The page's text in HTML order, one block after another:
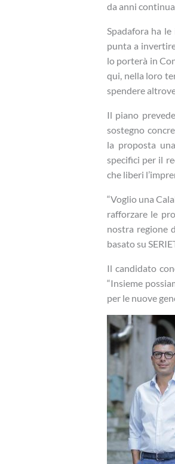
da anni
Spadafora ha
punta a
lo porterà in
qui, nella loro
spendere
Il piano
sostegno
la proposta
specifici per il
che liberi
“Voglio una
rafforzare le
nostra regione
basato su
Il candidato
“Insieme
per le nuove